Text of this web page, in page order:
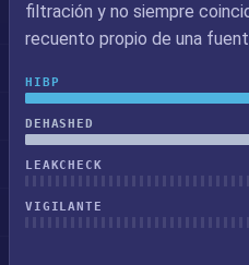
filtración y no siempre
recuento propio de una
HIBP
DEHASHED
LEAKCHECK
VIGILANTE